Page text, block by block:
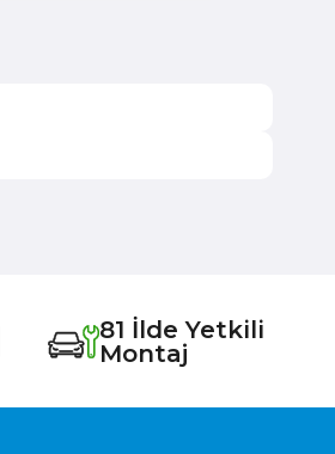
81 İlde Yetkili
Montaj